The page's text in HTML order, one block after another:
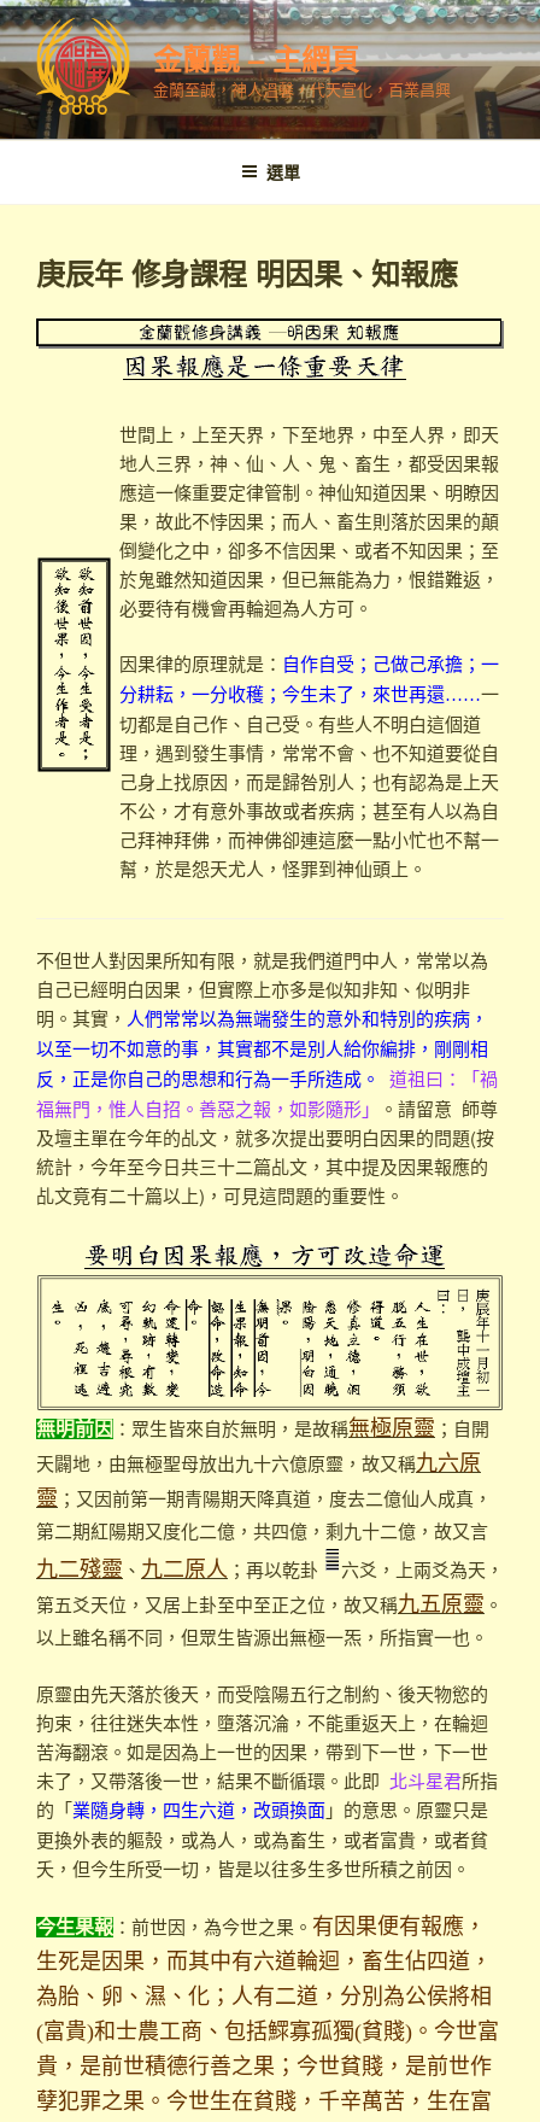
跳
至
內
容
金蘭觀 – 主網頁
金蘭至誠，神人溫馨，代天宣化，百業昌興
選單
庚辰年 修身課程 明因果、知報應
世間上，上至天界，下至地界，中至人界，即天
地人三界，神、仙、人、鬼、畜生，都受因果報
應這一條重要定律管制。神仙知道因果、明瞭因
果，故此不悖因果；而人、畜生則落於因果的顛
倒變化之中，卻多不信因果、或者不知因果；至
於鬼雖然知道因果，但已無能為力，恨錯難返，
必要待有機會再輪迴為人方可。
因果律的原理就是： 自作自受；己做己承擔；一
分耕耘，一分收穫；今生未了，來世再還……一
切都是自己作、自己受。有些人不明白這個道
理，遇到發生事情，常常不會、也不知道要從自
己身上找原因，而是歸咎別人；也有認為是上天
不公，才有意外事故或者疾病；甚至有人以為自
己拜神拜佛，而神佛卻連這麼一點小忙也不幫一
幫，於是怨天尤人，怪罪到神仙頭上。
不但世人對因果所知有限，就是我們道門中人，常常以為
自己已經明白因果，但實際上亦多是似知非知、似明非
明。其實， 人們常常以為無端發生的意外和特別的疾病，
以至一切不如意的事，其實都不是別人給你編排，剛剛相
反，正是你自己的思想和行為一手所造成。
道祖曰：「禍
福無門，惟人自招。善惡之報，如影隨形」
。請留意 師尊
及壇主單在今年的乩文，就多次提出要明白因果的問題(按
統計，今年至今日共三十二篇乩文，其中提及因果報應的
乩文竟有二十篇以上) ，可見這問題的重要性。
無明前因 ：眾生皆來自於無明，是故稱無極原靈 ；自開
天闢地，由無極聖母放出九十六億原靈，故又稱九六原
靈 ；又因前第一期青陽期天降真道，度去二億仙人成真，
第二期紅陽期又度化二億，共四億，剩九十二億，故又言
九二殘靈 、 九二原人 ；再以乾卦
六爻，上兩爻為天，
第五爻天位，又居上卦至中至正之位，故又稱九五原靈 。
以上雖名稱不同，但眾生皆源出無極一炁，所指實一也。
原靈由先天落於後天，而受陰陽五行之制約、後天物慾的
拘束，往往迷失本性，墮落沉淪，不能重返天上，在輪迴
苦海翻滾。如是因為上一世的因果，帶到下一世，下一世
未了，又帶落後一世，結果不斷循環。此即 北斗星君所指
的「業隨身轉，四生六道，改頭換面 」的意思。原靈只是
更換外表的軀殼，或為人，或為畜生，或者富貴，或者貧
夭，但今生所受一切，皆是以往多生多世所積之前因。
今生果報 ：前世因，為今世之果。 有因果便有報應，
生死是因果，而其中有六道輪迴，畜生佔四道，
為胎、卵、濕、化；人有二道，分別為公侯將相
(富貴)和士農工商、包括鰥寡孤獨(貧賤)。今世富
貴，是前世積德行善之果；今世貧賤，是前世作
孽犯罪之果。今世生在貧賤，千辛萬苦，生在富